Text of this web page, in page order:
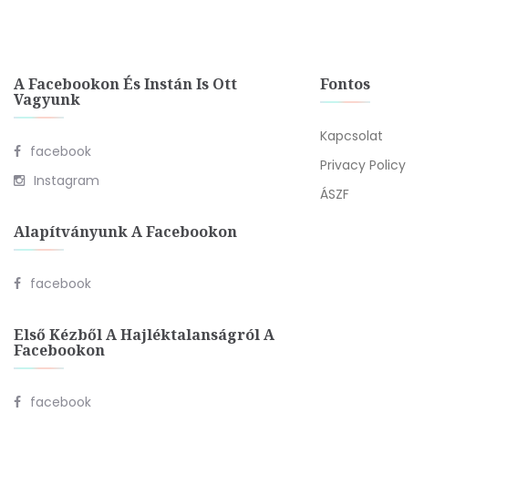
A Facebookon És Instán Is Ott
Vagyunk
facebook
Instagram
Alapítványunk A Facebookon
facebook
Első Kézből A Hajléktalanságról A
Facebookon
facebook
Fontos
Kapcsolat
Privacy Policy
ÁSZF